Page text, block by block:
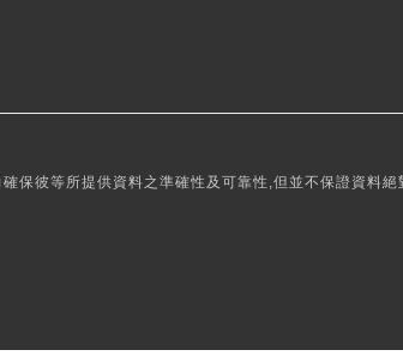
保彼等所提供資料之準確性及可靠性,但並不保證資料